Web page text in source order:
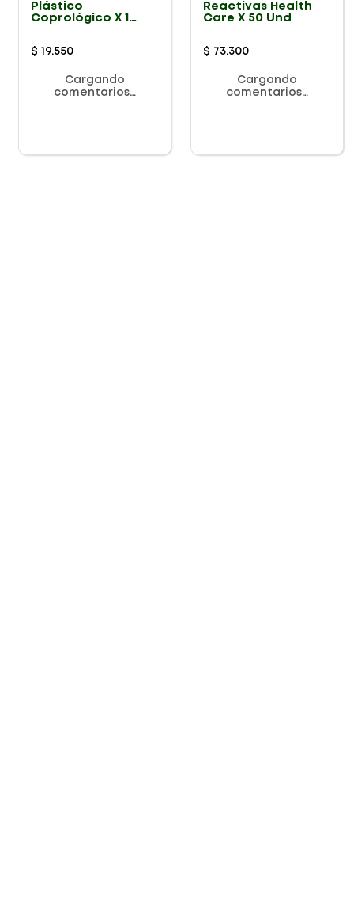
Plástico
Coprológico X 1
$ 19.550
Cargando
comentarios…
Reactivas Health
Care X 50 Und
$ 73.300
Cargando
comentarios…